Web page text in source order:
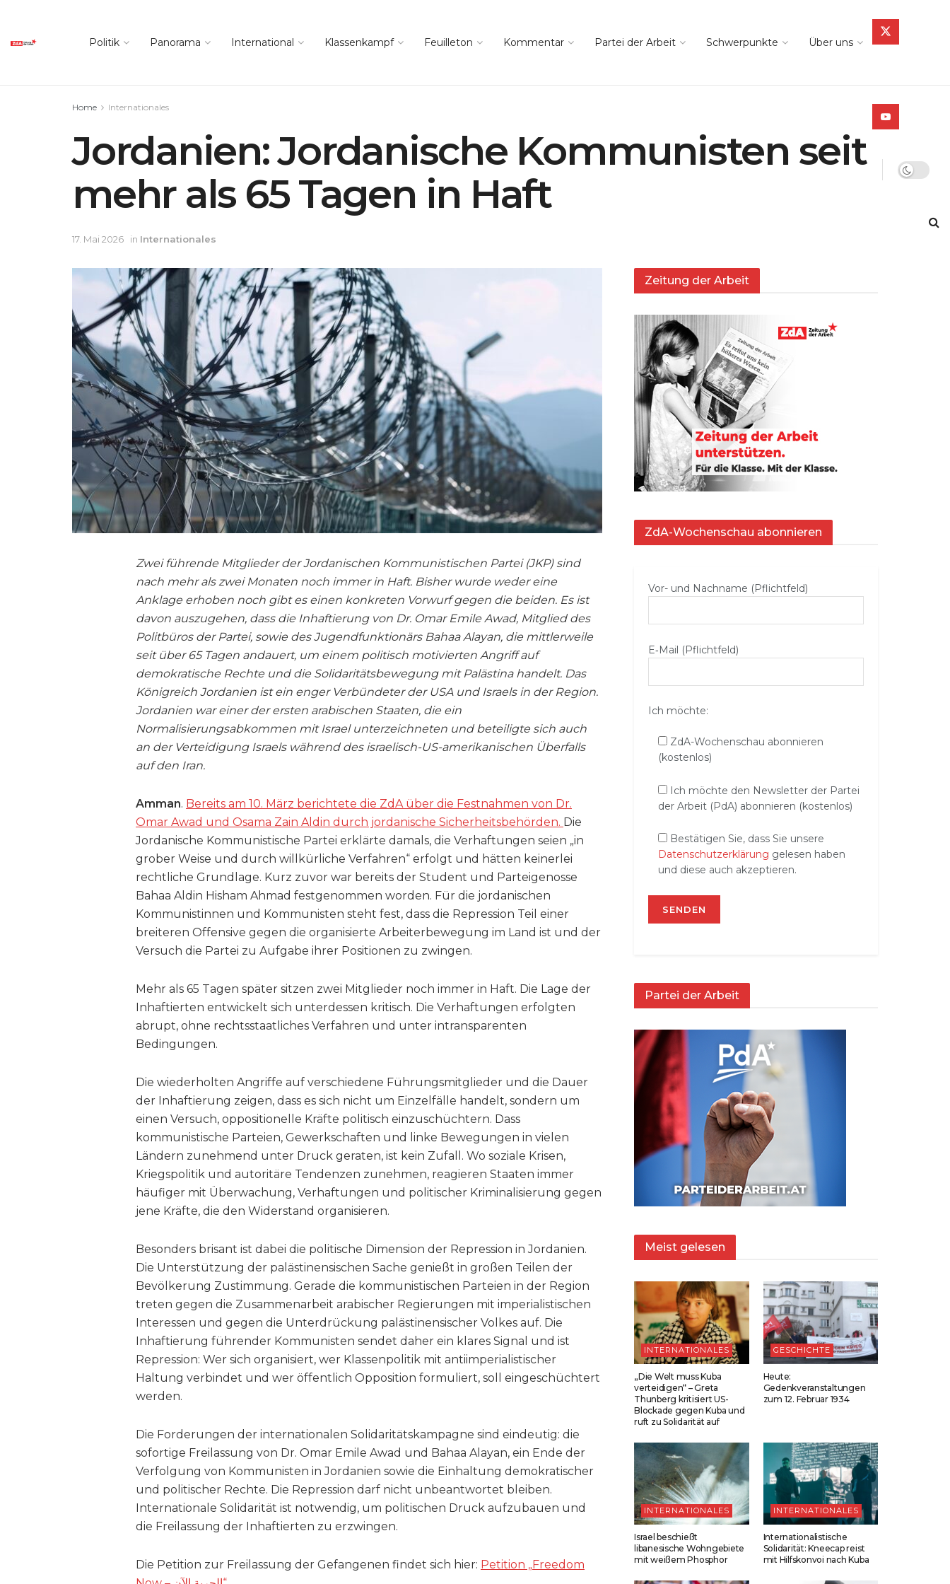
Politik Panorama International Klassenkampf Feuilleton Kommentar Partei der Arbeit Schwerpunkte Über uns
Home Internationales
Jordanien: Jordanische Kommunisten seit
mehr als 65 Tagen in Haft
17. Mai 2026 in Internationales
Zwei führende Mitglieder der Jordanischen Kommunistischen Partei (JKP) sind
nach mehr als zwei Monaten noch immer in Haft. Bisher wurde weder eine
Anklage erhoben noch gibt es einen konkreten Vorwurf gegen die beiden. Es ist
davon auszugehen, dass die Inhaftierung von Dr. Omar Emile Awad, Mitglied des
Politbüros der Partei, sowie des Jugendfunktionärs Bahaa Alayan, die mittlerweile
seit über 65 Tagen andauert, um einem politisch motivierten Angriff auf
demokratische Rechte und die Solidaritätsbewegung mit Palästina handelt. Das
Königreich Jordanien ist ein enger Verbündeter der USA und Israels in der Region.
Jordanien war einer der ersten arabischen Staaten, die ein
Normalisierungsabkommen mit Israel unterzeichneten und beteiligte sich auch
an der Verteidigung Israels während des israelisch-US-amerikanischen Überfalls
auf den Iran.
Amman. Bereits am 10. März berichtete die ZdA über die Festnahmen von Dr.
Omar Awad und Osama Zain Aldin durch jordanische Sicherheitsbehörden. Die
Jordanische Kommunistische Partei erklärte damals, die Verhaftungen seien „in
grober Weise und durch willkürliche Verfahren“ erfolgt und hätten keinerlei
rechtliche Grundlage. Kurz zuvor war bereits der Student und Parteigenosse
Bahaa Aldin Hisham Ahmad festgenommen worden. Für die jordanischen
Kommunistinnen und Kommunisten steht fest, dass die Repression Teil einer
breiteren Offensive gegen die organisierte Arbeiterbewegung im Land ist und der
Versuch die Partei zu Aufgabe ihrer Positionen zu zwingen.
Mehr als 65 Tagen später sitzen zwei Mitglieder noch immer in Haft. Die Lage der
Inhaftierten entwickelt sich unterdessen kritisch. Die Verhaftungen erfolgten
abrupt, ohne rechtsstaatliches Verfahren und unter intransparenten
Bedingungen.
Die wiederholten Angriffe auf verschiedene Führungsmitglieder und die Dauer
der Inhaftierung zeigen, dass es sich nicht um Einzelfälle handelt, sondern um
einen Versuch, oppositionelle Kräfte politisch einzuschüchtern. Dass
kommunistische Parteien, Gewerkschaften und linke Bewegungen in vielen
Ländern zunehmend unter Druck geraten, ist kein Zufall. Wo soziale Krisen,
Kriegspolitik und autoritäre Tendenzen zunehmen, reagieren Staaten immer
häufiger mit Überwachung, Verhaftungen und politischer Kriminalisierung gegen
jene Kräfte, die den Widerstand organisieren.
Besonders brisant ist dabei die politische Dimension der Repression in Jordanien.
Die Unterstützung der palästinensischen Sache genießt in großen Teilen der
Bevölkerung Zustimmung. Gerade die kommunistischen Parteien in der Region
treten gegen die Zusammenarbeit arabischer Regierungen mit imperialistischen
Interessen und gegen die Unterdrückung palästinensischer Volkes auf. Die
Inhaftierung führender Kommunisten sendet daher ein klares Signal und ist
Repression: Wer sich organisiert, wer Klassenpolitik mit antiimperialistischer
Haltung verbindet und wer öffentlich Opposition formuliert, soll eingeschüchtert
werden.
Die Forderungen der internationalen Solidaritätskampagne sind eindeutig: die
sofortige Freilassung von Dr. Omar Emile Awad und Bahaa Alayan, ein Ende der
Verfolgung von Kommunisten in Jordanien sowie die Einhaltung demokratischer
und politischer Rechte. Die Repression darf nicht unbeantwortet bleiben.
Internationale Solidarität ist notwendig, um politischen Druck aufzubauen und
die Freilassung der Inhaftierten zu erzwingen.
Die Petition zur Freilassung der Gefangenen findet sich hier: Petition „Freedom
Zeitung der Arbeit
ZdA-Wochenschau abonnieren
Vor- und Nachname (Pflichtfeld)
E‑Mail (Pflichtfeld)
Ich möchte:
ZdA-Wochenschau abonnieren
(kostenlos)
Ich möchte den Newsletter der Partei
der Arbeit (PdA) abonnieren (kostenlos)
Bestätigen Sie, dass Sie unsere
Datenschutzerklärung gelesen haben
und diese auch akzeptieren.
Partei der Arbeit
Meist gelesen
INTERNATIONALES
„Die Welt muss Kuba
verteidigen“ – Greta
Thunberg kritisiert US-
Blockade gegen Kuba und
ruft zu Solidarität auf
GESCHICHTE
Heute:
Gedenkveranstaltungen
zum 12. Februar 1934
INTERNATIONALES
Israel beschießt
libanesische Wohngebiete
mit weißem Phosphor
INTERNATIONALES
Internationalistische
Solidarität: Kneecap reist
mit Hilfskonvoi nach Kuba